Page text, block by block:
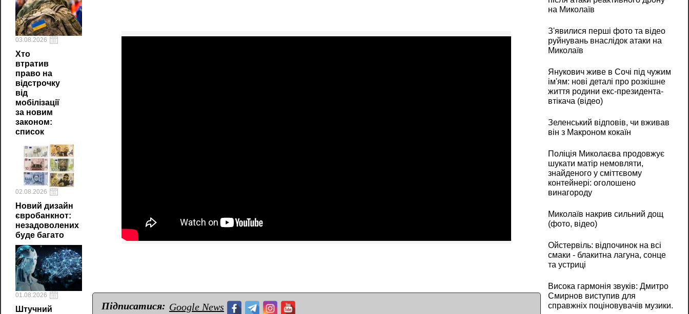
03.08.2026
Хто
втратив
право на
відстрочку
від
мобілізації
за новим
законом:
список
02.08.2026
Новий дизайн
євробанкнот:
незадоволених
буде багато
01.08.2026
Штучний
Підписатися: Google News
на Миколаїв
З'явилися перші фото та відео
руйнувань внаслідок атаки на
Миколаїв
Янукович живе в Сочі під чужим
ім'ям: нові деталі про розкішне
життя родини екс-президента-
втікача (відео)
Зеленський відповів, чи вживав
він з Макроном кокаїн
Поліція Миколаєва продовжує
шукати матір немовляти,
знайденого у сміттєвому
контейнері: оголошено
винагороду
Миколаїв накрив сильний дощ
(фото, відео)
Ойстервіль: відпочинок на всі
смаки - блакитна лагуна, сонце
та устриці
Висока гармонія звуків: Дмитро
Смирнов виступив для
справжніх поціновувачів музики.